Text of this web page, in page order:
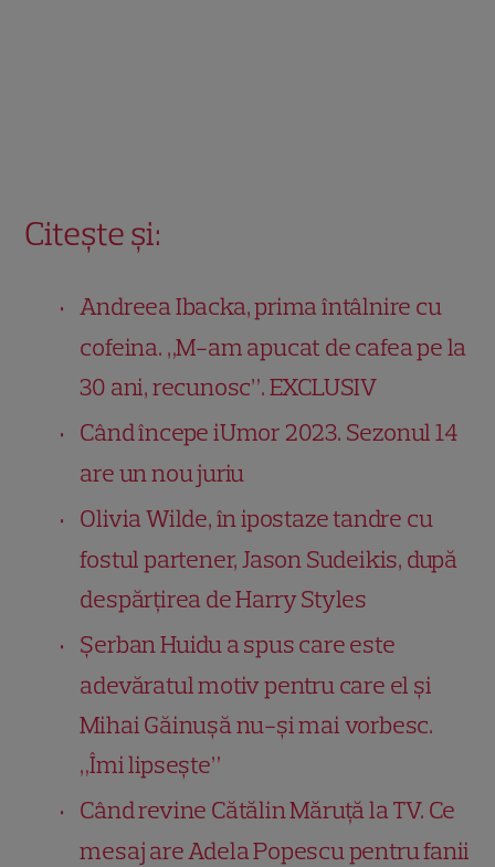
Citește și:
Andreea Ibacka, prima întâlnire cu
cofeina. „M-am apucat de cafea pe la
30 ani, recunosc”. EXCLUSIV
Când începe iUmor 2023. Sezonul 14
are un nou juriu
Olivia Wilde, în ipostaze tandre cu
fostul partener, Jason Sudeikis, după
despărțirea de Harry Styles
Șerban Huidu a spus care este
adevăratul motiv pentru care el și
Mihai Găinușă nu-și mai vorbesc.
„Îmi lipsește”
Când revine Cătălin Măruță la TV. Ce
mesaj are Adela Popescu pentru fanii